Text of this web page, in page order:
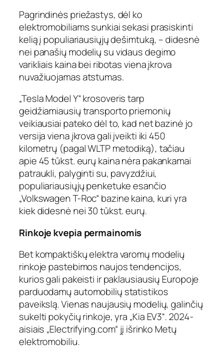
Pagrindinės priežastys, dėl ko
elektromobiliams sunkiai sekasi prasiskinti
kelią į populiariausiųjų dešimtuką, – didesnė
nei panašių modelių su vidaus degimo
varikliais kaina bei ribotas viena įkrova
nuvažiuojamas atstumas.
„Tesla Model Y“ krosoveris tarp
geidžiamiausių transporto priemonių
veikiausiai pateko dėl to, kad net bazinė jo
versija viena įkrova gali įveikti iki 450
kilometrų (pagal WLTP metodiką), tačiau
apie 45 tūkst. eurų kaina nėra pakankamai
patraukli, palyginti su, pavyzdžiui,
populiariausiųjų penketuke esančio
„Volkswagen T-Roc“ bazine kaina, kuri yra
kiek didesnė nei 30 tūkst. eurų.
Rinkoje kvepia permainomis
Bet kompaktiškų elektra varomų modelių
rinkoje pastebimos naujos tendencijos,
kurios gali pakeisti ir paklausiausių Europoje
parduodamų automobilių statistikos
paveikslą. Vienas naujausių modelių, galinčių
sukelti pokyčių rinkoje, yra „Kia EV3“. 2024-
aisiais „Electrifying.com“ jį išrinko Metų
elektromobiliu.